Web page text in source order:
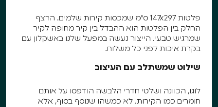
פלטות 147x297 ס"מ שמכסות קירות שלמים. הרצף
החלק בין הפלטות הוא ההבדל בין קיר מחופה לקיר
שמרגיש טבעי. הייצור נעשה במפעל שלנו באשקלון עם
בקרת איכות לפני כל משלוח.
שילוט שמשתלב עם העיצוב
לוגו, הכוונה ושלטי חדרי הלבשה הודפסו על אותם
חומרים כמו הקירות. לא כמשהו שנוסף בסוף, אלא